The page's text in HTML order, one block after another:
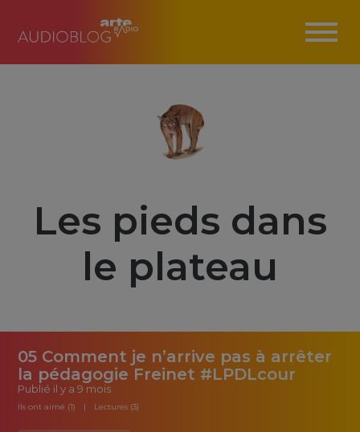
Les pieds dans
le plateau
05 Comment je n’arrive pas à arrêter
la pédagogie Freinet #LPDLcour
Publié il y a 9 mois
Ils ont aimé (1) Lectures (3)